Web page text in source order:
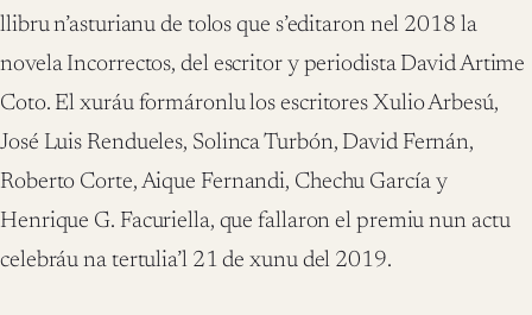
llibru n’asturianu de tolos que s’editaron nel 2018 la
novela Incorrectos, del escritory periodista DavidArtime
Coto. El xuráu formáronlulos escritores Xulio Arbesú,
José Luis Rendueles, Solinca Turbón, David Fernán,
Roberto Corte, Aique Fernandi, Chechu García y
Henrique G. Facuriella, que fallaron el premiu nun actu
celebráu na tertulia’l 21 de xunu del 2019.